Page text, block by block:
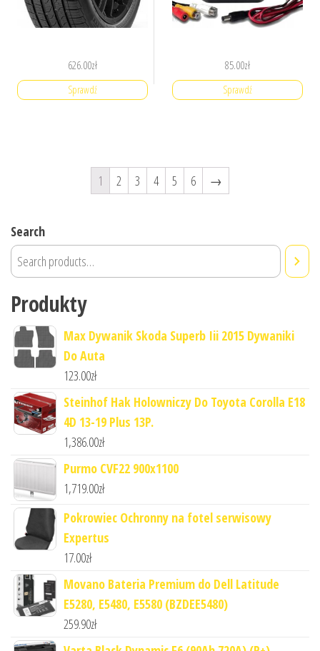
626.00zł
Sprawdź
85.00zł
Sprawdź
1 2 3 4 5 6 →
Search
Produkty
Max Dywanik Skoda Superb Iii 2015 Dywaniki
Do Auta
123.00zł
Steinhof Hak Holowniczy Do Toyota Corolla E18
4D 13-19 Plus 13P.
1,386.00zł
Purmo CVF22 900x1100
1,719.00zł
Pokrowiec Ochronny na fotel serwisowy
Expertus
17.00zł
Movano Bateria Premium do Dell Latitude
E5280, E5480, E5580 (BZDEE5480)
259.90zł